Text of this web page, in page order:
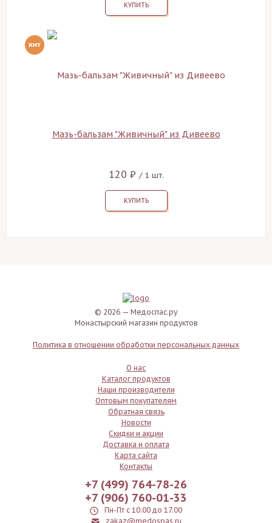
КУПИТЬ
Мазь-бальзам "Живичный" из Дивеево
120 ₽ / 1 шт.
КУПИТЬ
© 2026 — Медоспас.ру
Монастырский магазин продуктов
Политика в отношении обработки персональных данных
О нас
Каталог продуктов
Наши производители
Оптовым покупателям
Обратная связь
Новости
Скидки и акции
Доставка и оплата
Карта сайта
Контакты
+7 (499) 764-78-26
+7 (906) 760-01-33
Пн-Пт с 10.00 до 17.00
zakaz@medospas.ru